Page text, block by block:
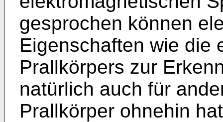
gesprochen können
Eigenschaften wie die
Prallkörpers zur
natürlich auch für
Prallkörper ohnehin